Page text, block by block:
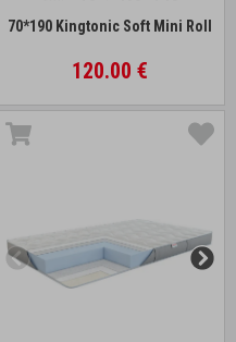
70*190 Kingtonic Soft Mini Roll
120.00 €